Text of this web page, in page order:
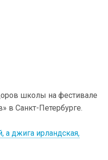
школы на фестивале
в Санкт-Петербурге.
а джига ирландская,